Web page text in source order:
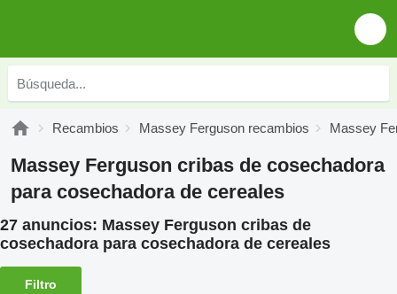
Recambios Massey Ferguson recambios Massey
Massey Ferguson cribas de cosechadora
para cosechadora de cereales
27 anuncios: Massey Ferguson cribas de
cosechadora para cosechadora de cereales
Filtro